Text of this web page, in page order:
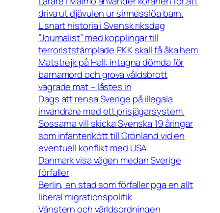
driva ut djävulen ur sinnesslöa barn.
L snart historia i Svensk riksdag
”Journalist” med kopplingar till
terroriststämplade PKK skall få åka hem.
Matstrejk på Hall: intagna dömda för
barnamord och grova våldsbrott
vägrade mat – låstes in
Dags att rensa Sverige på illegala
invandrare med ett prisjägarsystem.
Sossarna vill skicka Svenska 19 åringar
som infanterikött till Grönland vid en
eventuell konflikt med USA.
Danmark visa vägen medan Sverige
förfaller
Berlin, en stad som förfaller pga en allt
liberal migrationspolitik
Vänstern och världsordningen